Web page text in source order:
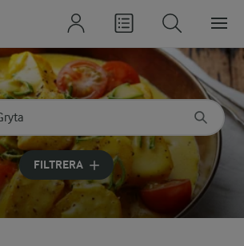
ingrediens
få förslag
FILTRERA